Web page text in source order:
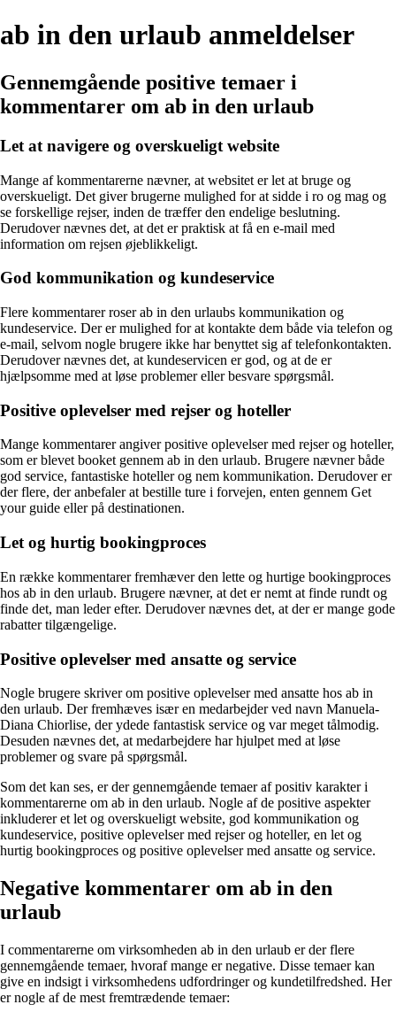
ab in den urlaub anmeldelser
Gennemgående positive temaer i
kommentarer om ab in den urlaub
Let at navigere og overskueligt website
Mange af kommentarerne nævner, at websitet er let at bruge og
overskueligt. Det giver brugerne mulighed for at sidde i ro og mag og
se forskellige rejser, inden de træffer den endelige beslutning.
Derudover nævnes det, at det er praktisk at få en e-mail med
information om rejsen øjeblikkeligt.
God kommunikation og kundeservice
Flere kommentarer roser ab in den urlaubs kommunikation og
kundeservice. Der er mulighed for at kontakte dem både via telefon og
e-mail, selvom nogle brugere ikke har benyttet sig af telefonkontakten.
Derudover nævnes det, at kundeservicen er god, og at de er
hjælpsomme med at løse problemer eller besvare spørgsmål.
Positive oplevelser med rejser og hoteller
Mange kommentarer angiver positive oplevelser med rejser og hoteller,
som er blevet booket gennem ab in den urlaub. Brugere nævner både
god service, fantastiske hoteller og nem kommunikation. Derudover er
der flere, der anbefaler at bestille ture i forvejen, enten gennem Get
your guide eller på destinationen.
Let og hurtig bookingproces
En række kommentarer fremhæver den lette og hurtige bookingproces
hos ab in den urlaub. Brugere nævner, at det er nemt at finde rundt og
finde det, man leder efter. Derudover nævnes det, at der er mange gode
rabatter tilgængelige.
Positive oplevelser med ansatte og service
Nogle brugere skriver om positive oplevelser med ansatte hos ab in
den urlaub. Der fremhæves især en medarbejder ved navn Manuela-
Diana Chiorlise, der ydede fantastisk service og var meget tålmodig.
Desuden nævnes det, at medarbejdere har hjulpet med at løse
problemer og svare på spørgsmål.
Som det kan ses, er der gennemgående temaer af positiv karakter i
kommentarerne om ab in den urlaub. Nogle af de positive aspekter
inkluderer et let og overskueligt website, god kommunikation og
kundeservice, positive oplevelser med rejser og hoteller, en let og
hurtig bookingproces og positive oplevelser med ansatte og service.
Negative kommentarer om ab in den
urlaub
I commentarerne om virksomheden ab in den urlaub er der flere
gennemgående temaer, hvoraf mange er negative. Disse temaer kan
give en indsigt i virksomhedens udfordringer og kundetilfredshed. Her
er nogle af de mest fremtrædende temaer: